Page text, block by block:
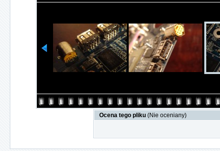
Ocena tego pliku (Nie oceniany)